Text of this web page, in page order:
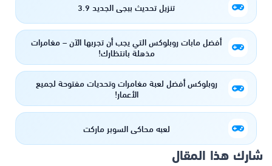
تنزيل تحديث ببجي الجديد 3.9
أفضل مابات روبلوكس التي يجب أن تجربها الآن – مغامرات
مذهلة بانتظارك!
روبلوكس أفضل لعبة مغامرات وتحديات مفتوحة لجميع
الأعمار!
لعبه محاكي السوبر ماركت
شارك هذا المقال